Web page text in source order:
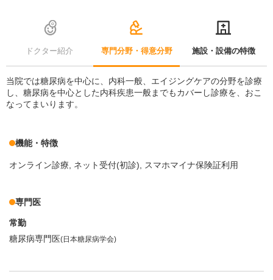
ドクター紹介 専門分野・得意分野 施設・設備の特徴
当院では糖尿病を中心に、内科一般、エイジングケアの分野を診療
し、糖尿病を中心とした内科疾患一般までもカバーし診療を、おこ
なってまいります。
機能・特徴
オンライン診療 ネット受付(初診) スマホマイナ保険証利用
専門医
常勤
糖尿病専門医(日本糖尿病学会)